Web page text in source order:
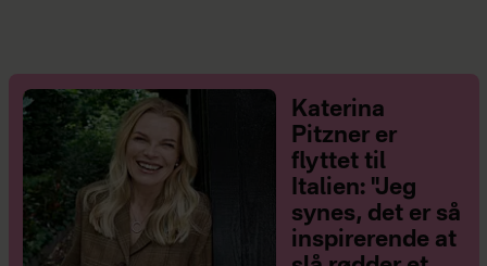
Katerina
Pitzner er
flyttet til
Italien: "Jeg
synes, det er så
inspirerende at